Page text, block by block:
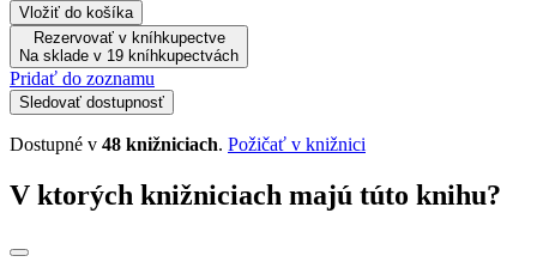
Vložiť do košíka
Rezervovať v kníhkupectve
Na sklade v 19 kníhkupectvách
Pridať do zoznamu
Sledovať dostupnosť
Dostupné v 48 knižniciach. Požičať v knižnici
V ktorých knižniciach majú túto knihu?